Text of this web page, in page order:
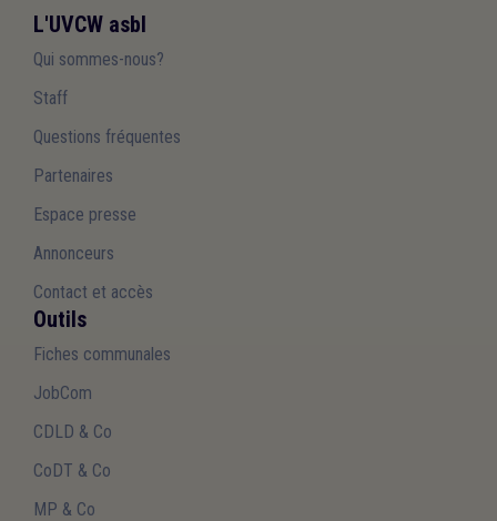
L'UVCW asbl
Qui sommes-nous?
Staff
Questions fréquentes
Partenaires
Espace presse
Annonceurs
Contact et accès
Outils
Fiches communales
JobCom
CDLD & Co
CoDT & Co
MP & Co